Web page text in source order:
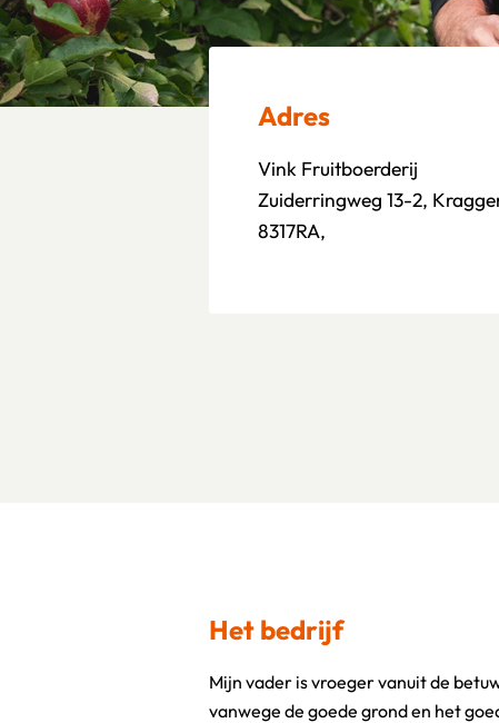
Adres
Vink Fruitboerderij
Zuiderringweg 13-2,
8317RA,
Het bedrijf
Mijn vader is vroeger vanuit de
vanwege de goede grond en het
mensen in dienst, maar in het